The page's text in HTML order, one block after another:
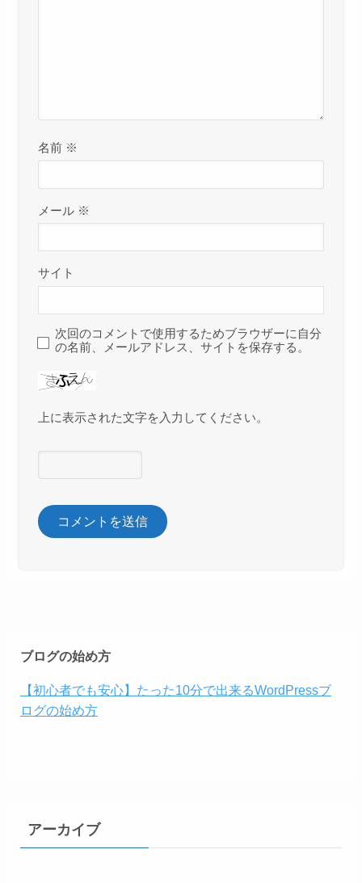
名前 ※
メール ※
サイト
次回のコメントで使用するためブラウザーに自分
の名前、メールアドレス、サイトを保存する。
上に表示された文字を入力してください。
ブログの始め方
【初心者でも安心】たった10分で出来るWordPressブ
ログの始め方
アーカイブ